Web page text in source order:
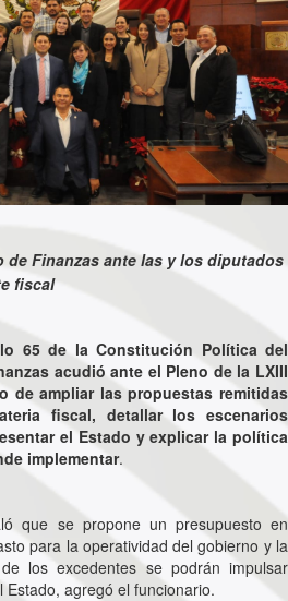
de Finanzas ante las y los diputados
fiscal
65 de la Constitución Política del
acudió ante el Pleno de la LXIII
de ampliar las propuestas remitidas
fiscal, detallar los escenarios
el Estado y explicar la política
implementar.
que se propone un presupuesto en
para la operatividad del gobierno y la
los excedentes se podrán impulsar
agregó el funcionario.